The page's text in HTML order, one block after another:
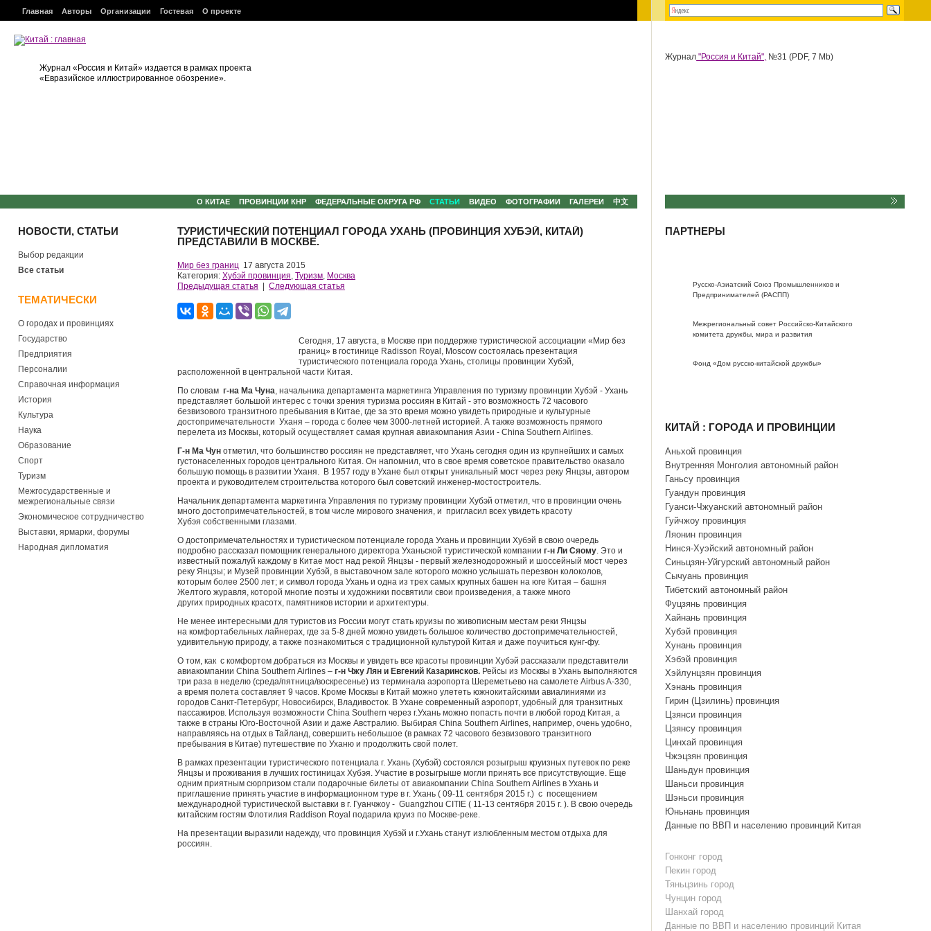
Главная Авторы Организации Гостевая О проекте
Журнал «Россия и Китай» издается в рамках проекта
«Евразийское иллюстрированное обозрение».
О КИТАЕ ПРОВИНЦИИ КНР ФЕДЕРАЛЬНЫЕ ОКРУГА РФ СТАТЬИ ВИДЕО ФОТОГРАФИИ ГАЛЕРЕИ 中文
НОВОСТИ, СТАТЬИ
Выбор редакции
Все статьи
ТЕМАТИЧЕСКИ
О городах и провинциях
Государство
Предприятия
Персоналии
Справочная информация
История
Культура
Наука
Образование
Спорт
Туризм
Межгосударственные и
межрегиональные связи
Экономическое сотрудничество
Выставки, ярмарки, форумы
Народная дипломатия
ТУРИСТИЧЕСКИЙ ПОТЕНЦИАЛ ГОРОДА УХАНЬ (ПРОВИНЦИЯ ХУБЭЙ, КИТАЙ)
ПРЕДСТАВИЛИ В МОСКВЕ.
Мир без границ 17 августа 2015
Категория: Хубэй провинция, Туризм, Москва
Предыдущая статья
Следующая статья
Сегодня, 17 августа, в Москве при поддержке туристической ассоциации «Мир без
границ» в гостинице Radisson Royal, Moscow состоялась презентация
туристического потенциала города Ухань, столицы провинции Хубэй,
расположенной в центральной части Китая.
По словам г-на Ма Чуна, начальника департамента маркетинга Управления по туризму провинции Хубэй - Ухань
представляет большой интерес с точки зрения туризма россиян в Китай - это возможность 72 часового
безвизового транзитного пребывания в Китае, где за это время можно увидеть природные и культурные
достопримечательности Уханя – города с более чем 3000-летней историей. А также возможность прямого
перелета из Москвы, который осуществляет самая крупная авиакомпания Азии - China Southern Airlines.
Г-н Ма Чун отметил, что большинство россиян не представляет, что Ухань сегодня один из крупнейших и самых
густонаселенных городов центрального Китая. Он напомнил, что в свое время советское правительство оказало
большую помощь в развитии Уханя. В 1957 году в Ухане был открыт уникальный мост через реку Янцзы, автором
проекта и руководителем строительства которого был советский инженер-мостостроитель.
Начальник департамента маркетинга Управления по туризму провинции Хубэй отметил, что в провинции очень
много достопримечательностей, в том числе мирового значения, и пригласил всех увидеть красоту
Хубэя собственными глазами.
О достопримечательностях и туристическом потенциале города Ухань и провинции Хубэй в свою очередь
подробно рассказал помощник генерального директора Уханьской туристической компании г-н Ли Сяому. Это и
известный пожалуй каждому в Китае мост над рекой Янцзы - первый железнодорожный и шоссейный мост через
реку Янцзы; и Музей провинции Хубэй, в выставочном зале которого можно услышать перезвон колоколов,
которым более 2500 лет; и символ города Ухань и одна из трех самых крупных башен на юге Китая – башня
Желтого журавля, которой многие поэты и художники посвятили свои произведения, а также много
других природных красотх, памятников истории и архитектуры.
Не менее интересными для туристов из России могут стать круизы по живописным местам реки Янцзы
на комфортабельных лайнерах, где за 5-8 дней можно увидеть большое количество достопримечательностей,
удивительную природу, а также познакомиться с традиционной культурой Китая и даже поучиться кунг-фу.
О том, как с комфортом добраться из Москвы и увидеть все красоты провинции Хубэй рассказали представители
авиакомпании China Southern Airlines – г-н Чжу Лян и Евгений Казаринсков. Рейсы из Москвы в Ухань выполняются
три раза в неделю (среда/пятница/воскресенье) из терминала аэропорта Шереметьево на самолете Airbus A-330,
а время полета составляет 9 часов. Кроме Москвы в Китай можно улететь южнокитайскими авиалиниями из
городов Санкт-Петербург, Новосибирск, Владивосток. В Ухане современный аэропорт, удобный для транзитных
пассажиров. Используя возможности China Southern через г.Ухань можно попасть почти в любой город Китая, а
также в страны Юго-Восточной Азии и даже Австралию. Выбирая China Southern Airlines, например, очень удобно,
направляясь на отдых в Тайланд, совершить небольшое (в рамках 72 часового безвизового транзитного
пребывания в Китае) путешествие по Уханю и продолжить свой полет.
В рамках презентации туристического потенциала г. Ухань (Хубэй) состоялся розыгрыш круизных путевок по реке
Янцзы и проживания в лучших гостиницах Хубэя. Участие в розыгрыше могли принять все присутствующие. Еще
одним приятным сюрпризом стали подарочные билеты от авиакомпании China Southern Airlines в Ухань и
приглашение принять участие в информационном туре в г. Ухань ( 09-11 сентября 2015 г.) c посещением
международной туристической выставки в г. Гуанчжоу - Guangzhou CITIE ( 11-13 сентября 2015 г. ). В свою очередь
китайским гостям Флотилия Raddison Royal подарила круиз по Москве-реке.
На презентации выразили надежду, что провинция Хубэй и г.Ухань станут излюбленным местом отдыха для
россиян.
Журнал "Россия и Китай", №31 (PDF, 7 Mb)
ПАРТНЕРЫ
Русско-Азиатский Союз Промышленников и
Предпринимателей (РАСПП)
Межрегиональный совет Российско-Китайского
комитета дружбы, мира и развития
Фонд «Дом русско-китайской дружбы»
КИТАЙ : ГОРОДА И ПРОВИНЦИИ
Аньхой провинция
Внутренняя Монголия автономный район
Ганьсу провинция
Гуандун провинция
Гуанси-Чжуанский автономный район
Гуйчжоу провинция
Ляонин провинция
Нинся-Хуэйский автономный район
Синьцзян-Уйгурский автономный район
Сычуань провинция
Тибетский автономный район
Фуцзянь провинция
Хайнань провинция
Хубэй провинция
Хунань провинция
Хэбэй провинция
Хэйлунцзян провинция
Хэнань провинция
Гирин (Цзилинь) провинция
Цзянси провинция
Цзянсу провинция
Цинхай провинция
Чжэцзян провинция
Шаньдун провинция
Шаньси провинция
Шэньси провинция
Юньнань провинция
Данные по ВВП и населению провинций Китая
Гонконг город
Пекин город
Тяньцзинь город
Чунцин город
Шанхай город
Данные по ВВП и населению провинций Китая